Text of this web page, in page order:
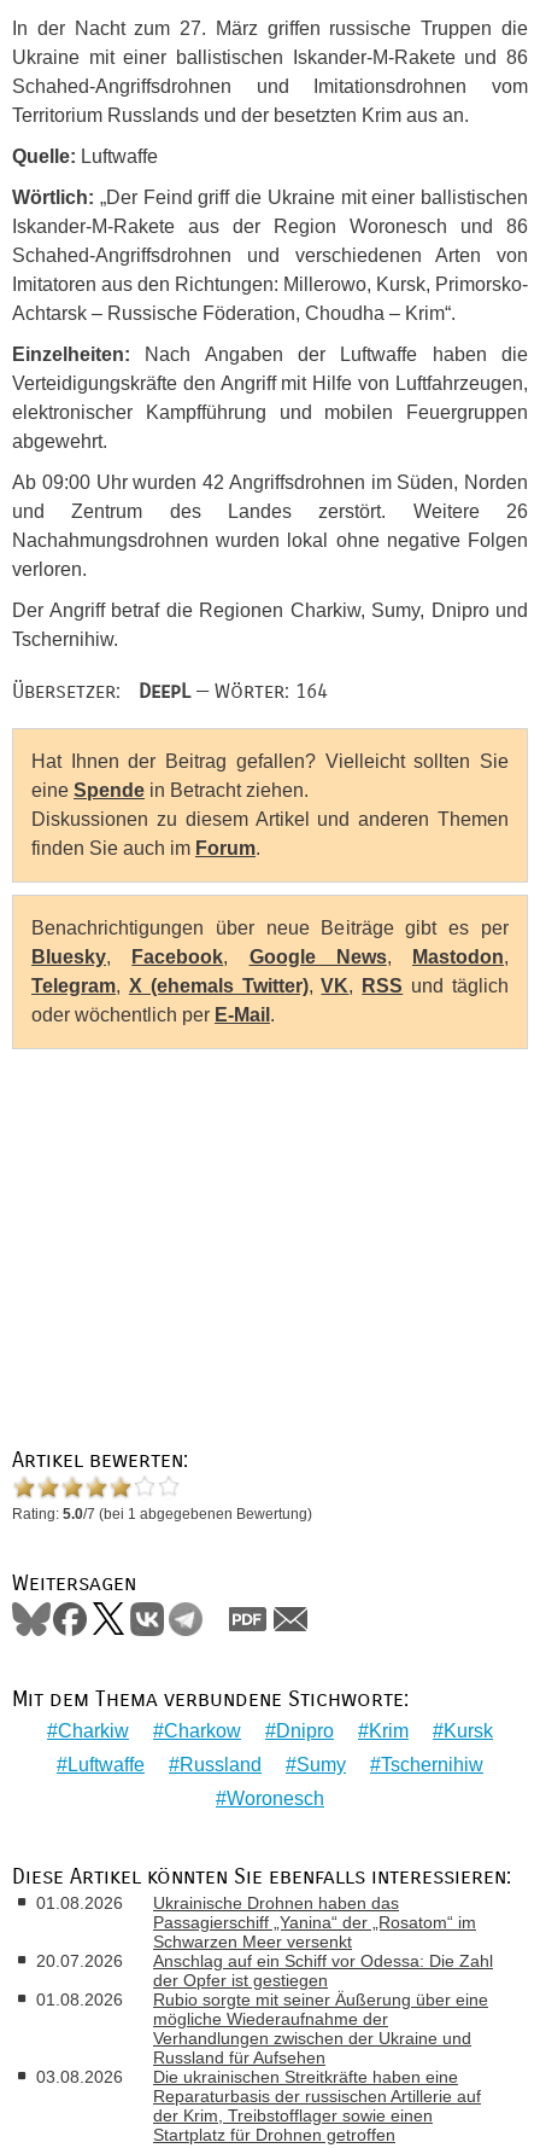
In der Nacht zum 27. März griffen russische Truppen die
Ukraine mit einer ballistischen Iskander-M-Rakete und 86
Schahed-Angriffsdrohnen und Imitationsdrohnen vom
Territorium Russlands und der besetzten Krim aus an.
Quelle: Luftwaffe
Wörtlich: „Der Feind griff die Ukraine mit einer ballistischen
Iskander-M-Rakete aus der Region Woronesch und 86
Schahed-Angriffsdrohnen und verschiedenen Arten von
Imitatoren aus den Richtungen: Millerowo, Kursk, Primorsko-
Achtarsk – Russische Föderation, Choudha – Krim“.
Einzelheiten: Nach Angaben der Luftwaffe haben die
Verteidigungskräfte den Angriff mit Hilfe von Luftfahrzeugen,
elektronischer Kampfführung und mobilen Feuergruppen
abgewehrt.
Ab 09:00 Uhr wurden 42 Angriffsdrohnen im Süden, Norden
und Zentrum des Landes zerstört. Weitere 26
Nachahmungsdrohnen wurden lokal ohne negative Folgen
verloren.
Der Angriff betraf die Regionen Charkiw, Sumy, Dnipro und
Tschernihiw.
Übersetzer: DeepL— Wörter: 164
Hat Ihnen der Beitrag gefallen? Vielleicht sollten Sie
eine Spende in Betracht ziehen.
Diskussionen zu diesem Artikel und anderen Themen
finden Sie auch im Forum.
Benachrichtigungen über neue Beiträge gibt es per
Bluesky, Facebook, Google News, Mastodon,
Telegram, X (ehemals Twitter),VK, RSS und täglich
oder wöchentlich per E-Mail .
Artikel bewerten:
Rating: 5.0/7 (bei 1 abgegebenen Bewertung)
Weitersagen
Mit dem Thema verbundene Stichworte:
Charkiw Charkow Dnipro Krim
Kursk
Luftwaffe
Russland Sumy
Tschernihiw
Woronesch
Diese Artikel könnten Sie ebenfalls interessieren:
01.08.2026
Ukrainische Drohnen haben das
Passagierschiff „Yanina“ der „Rosatom“ im
Schwarzen Meer versenkt
20.07.2026
Anschlag auf ein Schiff vor Odessa: Die Zahl
der Opfer ist gestiegen
01.08.2026
Rubio sorgte mit seiner Äußerung über eine
mögliche Wiederaufnahme der
Verhandlungen zwischen der Ukraine und
Russland für Aufsehen
03.08.2026
Die ukrainischen Streitkräfte haben eine
Reparaturbasis der russischen Artillerie auf
der Krim, Treibstofflager sowie einen
Startplatz für Drohnen getroffen